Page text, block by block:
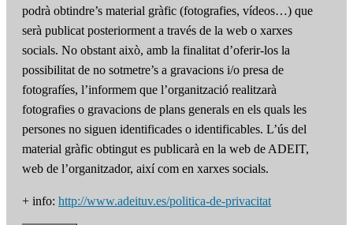
podrà obtindre’s material gràfic (fotografies, vídeos…) que
serà publicat posteriorment a través de la web o xarxes
socials. No obstant això, amb la finalitat d’oferir-los la
possibilitat de no sotmetre’s a gravacions i/o presa de
fotografíes, l’informem que l’organització realitzarà
fotografies o gravacions de plans generals en els quals les
persones no siguen identificades o identificables. L’ús del
material gràfic obtingut es publicarà en la web de ADEIT,
web de l’organitzador, així com en xarxes socials.
+ info: http://www.adeituv.es/politica-de-privacitat